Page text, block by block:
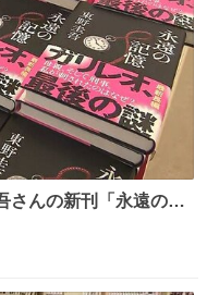
さんの新刊「永遠の記
ズ最新作